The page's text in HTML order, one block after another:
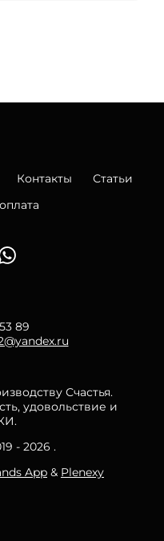
Контакты
Статьи
89
Счастья.
удовольствие и
- 2026 .
App & Plenexy